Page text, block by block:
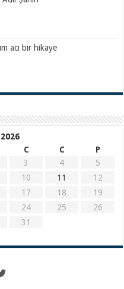
acı bir hikaye
C C
P
3 4
5
10 11
12
17 18
19
24 25
26
31